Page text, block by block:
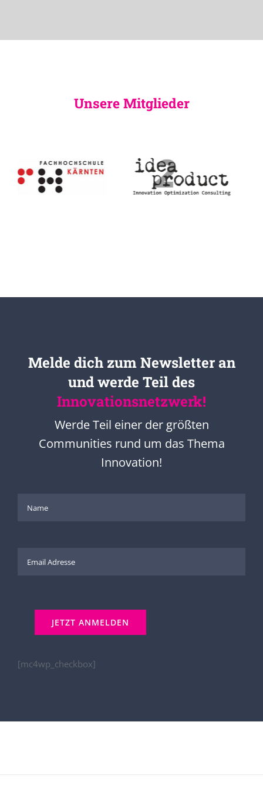
Unsere Mitglieder
Melde dich zum Newsletter an
und werde Teil des
Innovationsnetzwerk!
Werde Teil einer der größten
Communities rund um das Thema